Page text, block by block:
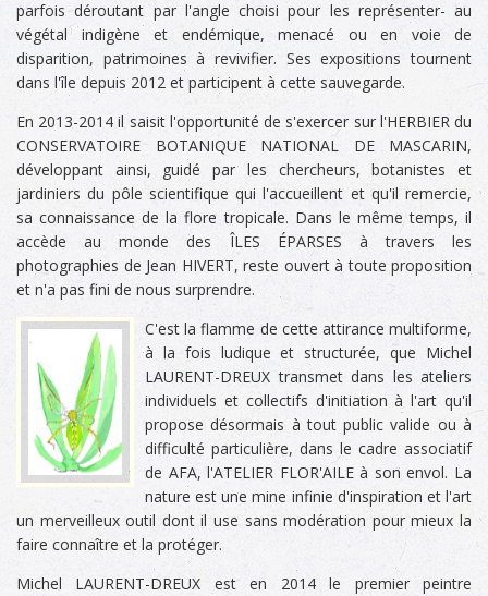
parfois déroutant par l'angle choisi pour les représenter- au
végétal indigène et endémique, menacé ou en voie de
disparition, patrimoines à revivifier. Ses expositions tournent
dans l'île depuis 2012 et participent à cette sauvegarde.
En 2013-2014 il saisit l'opportunité de s'exercer sur l'HERBIER du
CONSERVATOIRE BOTANIQUE NATIONAL DE MASCARIN,
développant ainsi, guidé par les chercheurs, botanistes et
jardiniers du pôle scientifique qui l'accueillent et qu'il remercie,
sa connaissance de la flore tropicale. Dans le même temps, il
accède au monde des ÎLES ÉPARSES à travers les
photographies de Jean HIVERT, reste ouvert à toute proposition
et n'a pas fini de nous surprendre.
C'est la flamme de cette attirance multiforme,
à la fois ludique et structurée, que Michel
LAURENT-DREUX transmet dans les ateliers
individuels et collectifs d'initiation à l'art qu'il
propose désormais à tout public valide ou à
difficulté particulière, dans le cadre associatif
de AFA, l'ATELIER FLOR'AILE à son envol. La
nature est une mine infinie d'inspiration et l'art
un merveilleux outil dont il use sans modération pour mieux la
faire connaître et la protéger.
Michel LAURENT-DREUX est en 2014 le premier peintre